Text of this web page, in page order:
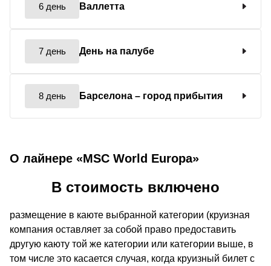
6 день Валлетта
7 день День на палубе
8 день Барселона – город прибытия
О лайнере «MSC World Europa»
В стоимость включено
размещение в каюте выбранной категории (круизная
компания оставляет за собой право предоставить
другую каюту той же категории или категории выше, в
том числе это касается случая, когда круизный билет с